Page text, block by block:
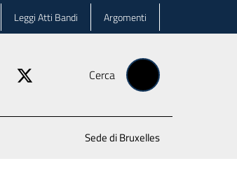
Leggi Atti Bandi Argomenti
Cerca
Sede di Bruxelles